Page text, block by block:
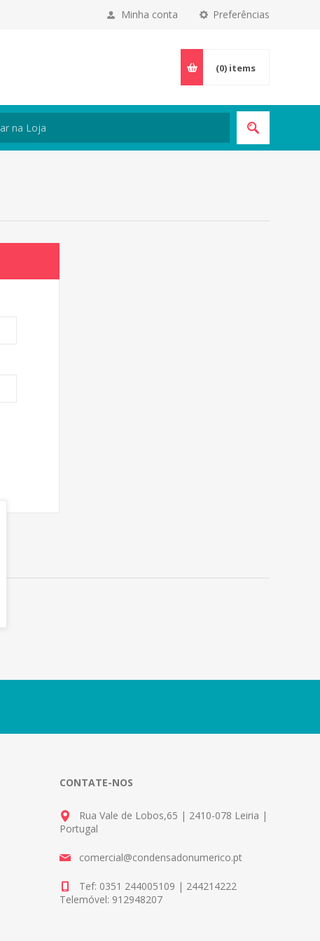
Preferências
Minha conta
(0) items
CONTATE-NOS
Rua Vale de Lobos,65 | 2410-078 Leiria |
Portugal
comercial@condensadonumerico.pt
Tef: 0351 244005109 | 244214222
Telemóvel: 912948207